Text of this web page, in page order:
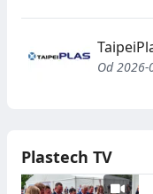
Od 2026-
Plastech TV